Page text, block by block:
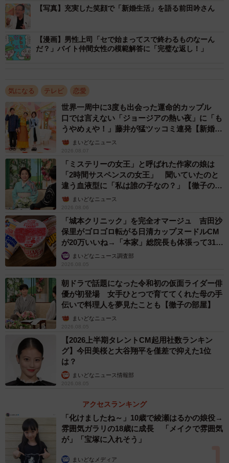
【写真】充実した笑顔で「新婚生活」を語る前田吟さん
【漫画】男性上司「セで始まってスで終わるものなーん
だ？」バイト仲間女性の模範解答に「完璧な返し！」
気になる テレビ 恋愛
世界一周中に3度も出会った運命的カップル
口では言えない「ジョージアの熱い夜」に「も
うやめぇや！」藤井が猛ツッコミ連発【新婚さ
ん】まいどなニュース
2026.08.07
「ミステリーの女王」と呼ばれた作家の娘は
「2時間サスペンスの女王」 聞いていたのと
違う血液型に「私は誰の子なの？」【徹子の部
屋】まいどなニュース
2026.08.06
「城本クリニック」を完全オマージュ 吉田沙
保里がゴロゴロ転がる日清カップヌードルCM
が20万いいね→「本家」総院長も体張って31万
いいねまいどなニュース調査部
2026.08.05
朝ドラで話題になった令和初の仮面ライダー俳
優が初登場 女手ひとつで育ててくれた母の手
伝いで料理人を夢見たことも【徹子の部屋】
まいどなニュース
2026.08.05
【2026上半期タレントCM起用社数ランキン
グ】今田美桜と大谷翔平を僅差で抑えた1位
は？
まいどなニュース情報部
2026.08.05
アクセスランキング
「化けましたね～」10歳で綾瀬はるかの娘役→
雰囲気ガラリの18歳に成長 「メイクで雰囲気
が」「宝塚に入れそう」
まいどなメディア